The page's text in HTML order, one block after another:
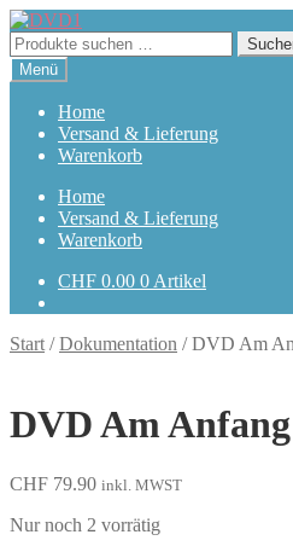
Zur
Navigation
springen
Zum
Inhalt
springen
Suchen
nach:
Menü
Home
Versand & Lieferung
Warenkorb
Home
Versand & Lieferung
Warenkorb
CHF 0.00 0 Artikel
Start /Dokumentation /DVD Am
DVD Am
CHF 79.90 inkl. MWST
Nur noch 2 vorrätig